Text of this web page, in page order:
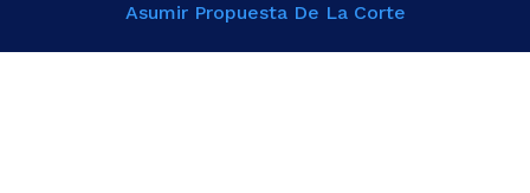
Asumir Propuesta De La Corte